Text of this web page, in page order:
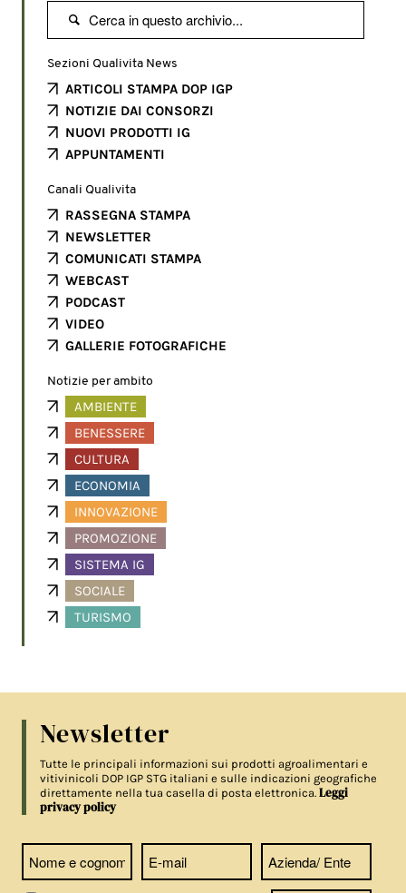

Sezioni Qualivita News
ARTICOLI STAMPA DOP IGP
NOTIZIE DAI CONSORZI
NUOVI PRODOTTI IG
APPUNTAMENTI
Canali Qualivita
RASSEGNA STAMPA
NEWSLETTER
COMUNICATI STAMPA
WEBCAST
PODCAST
VIDEO
GALLERIE FOTOGRAFICHE
Notizie per ambito
AMBIENTE
BENESSERE
CULTURA
ECONOMIA
INNOVAZIONE
PROMOZIONE
SISTEMA IG
SOCIALE
TURISMO
Newsletter
Tutte le principali informazioni sui prodotti agroalimentari e
vitivinicoli DOP IGP STG italiani e sulle indicazioni geografiche
direttamente nella tua casella di posta elettronica.Leggi
privacy policy